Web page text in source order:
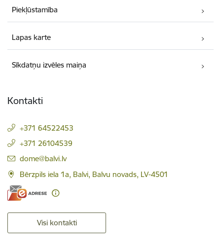
Piekļūstamība
Lapas karte
Sīkdatņu izvēles maiņa
Kontakti
+371 64522453
+371 26104539
E-pasts:
dome@balvi.lv
Bērzpils iela 1a, Balvi, Balvu novads, LV-4501
Visi kontakti